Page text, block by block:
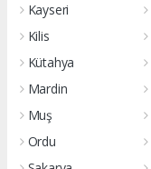
Kayseri
Kilis
Kütahya
Mardin
Muş
Ordu